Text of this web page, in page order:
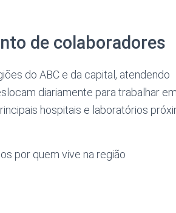
de colaboradores
do ABC e da capital, atendendo
diariamente para trabalhar em
hospitais e laboratórios
por quem vive na região